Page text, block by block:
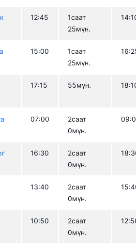
12:45
1саат
25мүн.
15:00
1саат
25мүн.
17:15 55мүн.
07:00
2саат
0мүн.
16:30
2саат
0мүн.
13:40
2саат
0мүн.
10:50
2саат
0мүн.